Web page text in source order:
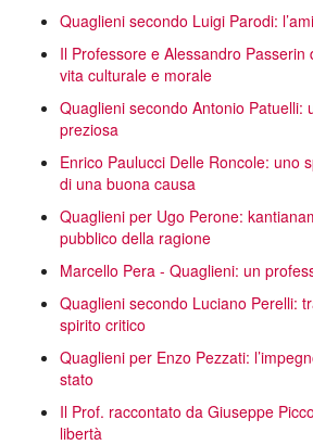
Quaglieni secondo Luigi Parodi:
Il Professore e Alessandro Passerin
vita culturale e morale
Quaglieni secondo Antonio Patuelli:
preziosa
Enrico Paulucci Delle Roncole: uno
di una buona causa
Quaglieni per Ugo Perone:
pubblico della ragione
Marcello Pera - Quaglieni: un
Quaglieni secondo Luciano Perelli:
spirito critico
Quaglieni per Enzo Pezzati:
stato
Il Prof. raccontato da Giuseppe
libertà